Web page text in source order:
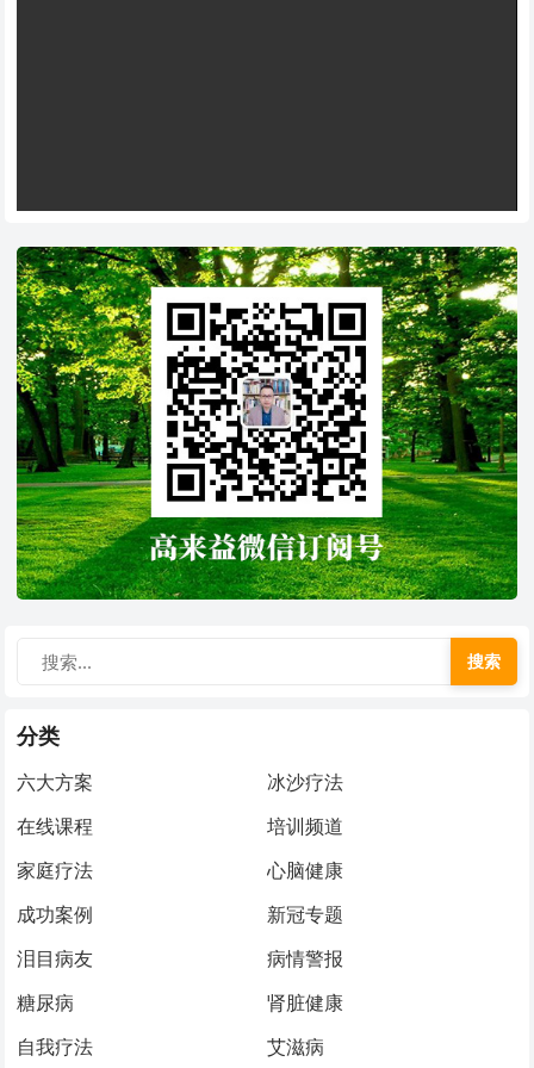
搜索
分类
六大方案
冰沙疗法
在线课程
培训频道
家庭疗法
心脑健康
成功案例
新冠专题
泪目病友
病情警报
糖尿病
肾脏健康
自我疗法
艾滋病